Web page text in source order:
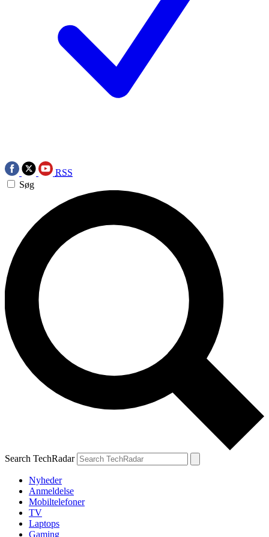
RSS
Søg
Search TechRadar
Nyheder
Anmeldelse
Mobiltelefoner
TV
Laptops
Gaming